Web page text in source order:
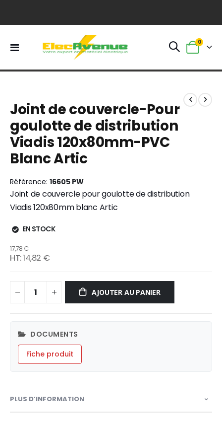
Basculer
Panier
0
the
end
of
the
images
gallery
the
beginning
of
the
images
gallery
Joint de couvercle-Pour
goulotte de distribution
Viadis 120x80mm-PVC
Blanc Artic
Référence 16605 PW
Joint de couvercle pour goulotte de distribution
Viadis 120x80mm blanc Artic
EN STOCK
17,78 €
14,82 €
AJOUTER AU PANIER
DOCUMENTS
Fiche produit
PLUS D’INFORMATION